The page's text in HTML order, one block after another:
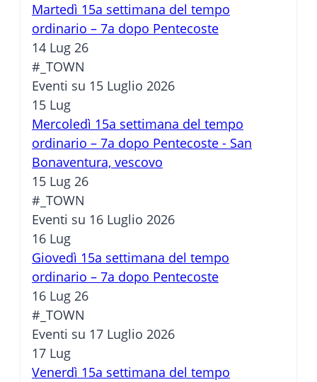
Martedì 15a settimana del tempo
ordinario – 7a dopo Pentecoste
14 Lug 26
#_TOWN
Eventi su 15 Luglio 2026
15 Lug
Mercoledì 15a settimana del tempo
ordinario – 7a dopo Pentecoste - San
Bonaventura, vescovo
15 Lug 26
#_TOWN
Eventi su 16 Luglio 2026
16 Lug
Giovedì 15a settimana del tempo
ordinario – 7a dopo Pentecoste
16 Lug 26
#_TOWN
Eventi su 17 Luglio 2026
17 Lug
Venerdì 15a settimana del tempo